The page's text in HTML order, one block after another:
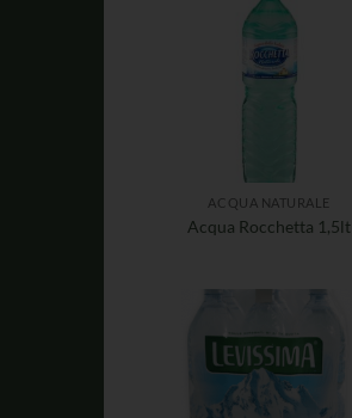
ACQUA NATURALE
Acqua Rocchetta 1,5lt